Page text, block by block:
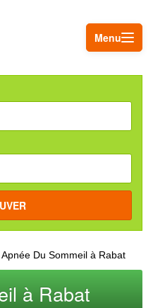
Menu
Apnée Du Sommeil à Rabat
à Rabat